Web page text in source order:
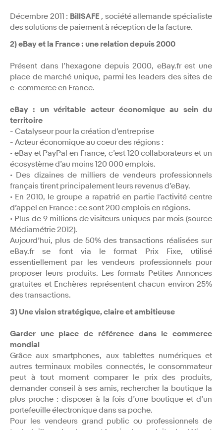
Décembre 2011 : BillSAFE , société allemande spécialiste
des solutions de paiement à réception de la facture.
2) eBay et la France : une relation depuis 2000
Présent dans l’hexagone depuis 2000, eBay.fr est une
place de marché unique, parmi les leaders des sites de
e-commerce en France.
eBay : un véritable acteur économique au sein du
territoire
- Catalyseur pour la création d’entreprise
- Acteur économique au coeur des régions :
• eBay et PayPal en France, c’est 120 collaborateurs et un
écosystème d’au moins 120 000 emplois.
• Des dizaines de milliers de vendeurs professionnels
français tirent principalement leurs revenus d’eBay.
• En 2010, le groupe a rapatrié en partie l’activité centre
d’appel en France : ce sont 200 emplois en régions.
• Plus de 9 millions de visiteurs uniques par mois (source
Médiamétrie 2012).
Aujourd’hui, plus de 50% des transactions réalisées sur
eBay.fr se font via le format Prix Fixe, utilisé
essentiellement par les vendeurs professionnels pour
proposer leurs produits. Les formats Petites Annonces
gratuites et Enchères représentent chacun environ 25%
des transactions.
3) Une vision stratégique, claire et ambitieuse
Garder une place de référence dans le commerce
mondial
Grâce aux smartphones, aux tablettes numériques et
autres terminaux mobiles connectés, le consommateur
peut à tout moment comparer le prix des produits,
demander conseil à ses amis, rechercher la boutique la
plus proche : disposer à la fois d’une boutique et d’un
portefeuille électronique dans sa poche.
Pour les vendeurs grand public ou professionnels de